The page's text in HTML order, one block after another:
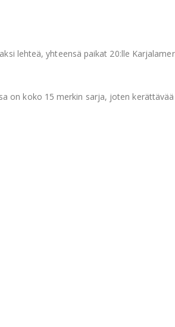
lehteä, yhteensä paikat 20:lle
on koko 15 merkin sarja, joten kerättävää